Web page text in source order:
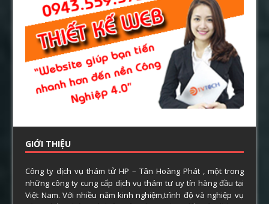
GIỚI THIỆU
Công ty dịch vụ thám tử HP – Tân Hoàng Phát , một trong
những công ty cung cấp dịch vụ thám tư uy tín hàng đầu tại
Việt Nam. Với nhiều năm kinh nghiệm,trình độ và nghiệp vụ